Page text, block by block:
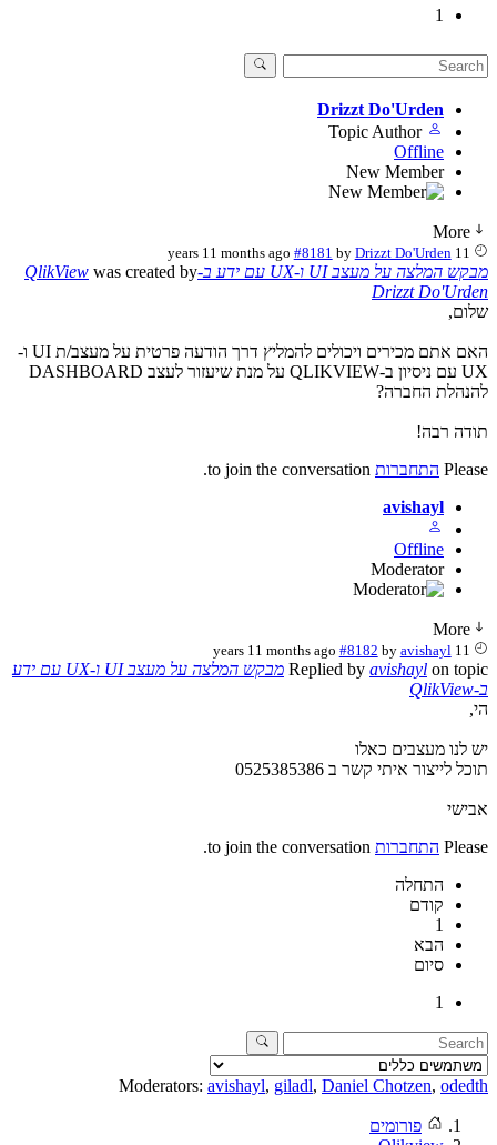
1
Drizzt Do'Urden
Topic Author
Offline
New Member
More
11 years 11 months ago
#8181 by Drizzt Do'Urden
מבקש המלצה על מעצב UI ו-UX עם ידע ב-QlikView
was created by
Drizzt Do'Urden
שלום,
האם אתם מכירים ויכולים להמליץ דרך הודעה פרטית על מעצב/ת UI ו-
UX עם ניסיון ב-QLIKVIEW על מנת שיעזור לעצב DASHBOARD
להנהלת החברה?
תודה רבה!
Please התחברות
avishayl
Offline
Moderator
More
11 years 11 months ago
#8182 by avishayl
Replied by avishayl on topic
מבקש המלצה על מעצב UI ו-UX עם ידע
ב-QlikView
הי,
יש לנו מעצבים כאלו
תוכל לייצור איתי קשר ב 0525385386
אבישי
Please התחברות
התחלה
קודם
1
הבא
סיום
1
Moderators: avishayl, giladl, Daniel Chotzen, odedth
פורומים